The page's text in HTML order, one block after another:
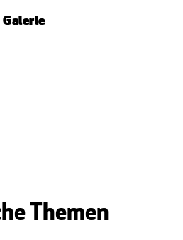
Galerie
Themen